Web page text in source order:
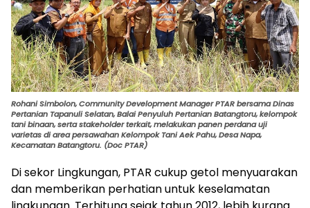
Rohani Simbolon, Community Development Manager PTAR bersama Dinas
Pertanian Tapanuli Selatan, Balai Penyuluh Pertanian Batangtoru, kelompok
tani binaan, serta stakeholder terkait, melakukan panen perdana uji
varietas di area persawahan Kelompok Tani Aek Pahu, Desa Napa,
Kecamatan Batangtoru. (Doc PTAR)
Di sekor Lingkungan, PTAR cukup getol menyuarakan
dan memberikan perhatian untuk keselamatan